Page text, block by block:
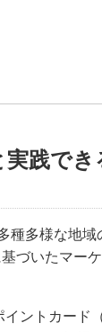
践でき
種多様な地
づいたマー
ントカード